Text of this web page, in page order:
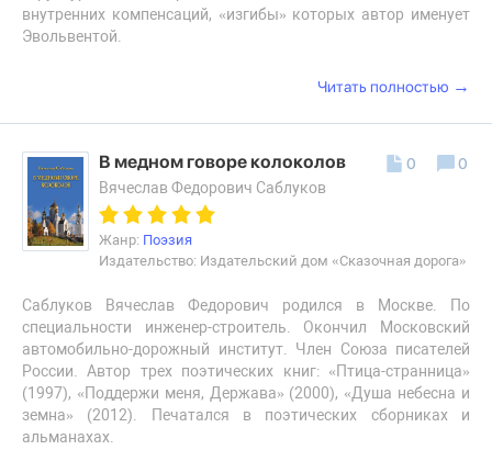
внутренних компенсаций, «изгибы» которых автор именует
Эвольвентой.
Читать полностью →
В медном говоре колоколов
Вячеслав Федорович Саблуков
Жанр: Поэзия
Издательство: Издательский дом «Сказочная дорога»
Саблуков Вячеслав Федорович родился в Москве. По
специальности инженер-строитель. Окончил Московский
автомобильно-дорожный институт. Член Союза писателей
России. Автор трех поэтических книг: «Птица-странница»
(1997), «Поддержи меня, Держава» (2000), «Душа небесна и
земна» (2012). Печатался в поэтических сборниках и
альманахах.
0 0